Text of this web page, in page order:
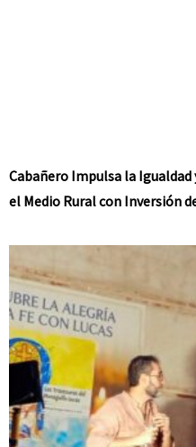
Cabañero Impulsa la Igualdad
el Medio Rural con Inversión